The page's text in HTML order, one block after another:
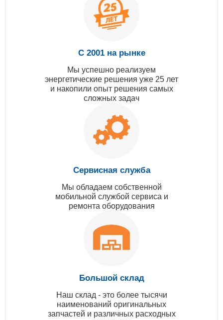
С 2001 на рынке
Мы успешно реализуем
энергетические решения уже 25 лет
и накопили опыт решения самых
сложных задач
Сервисная служба
Мы обладаем собственной
мобильной службой сервиса и
ремонта оборудования
Большой склад
Наш склад - это более тысячи
наименований оригинальных
запчастей и различных расходных